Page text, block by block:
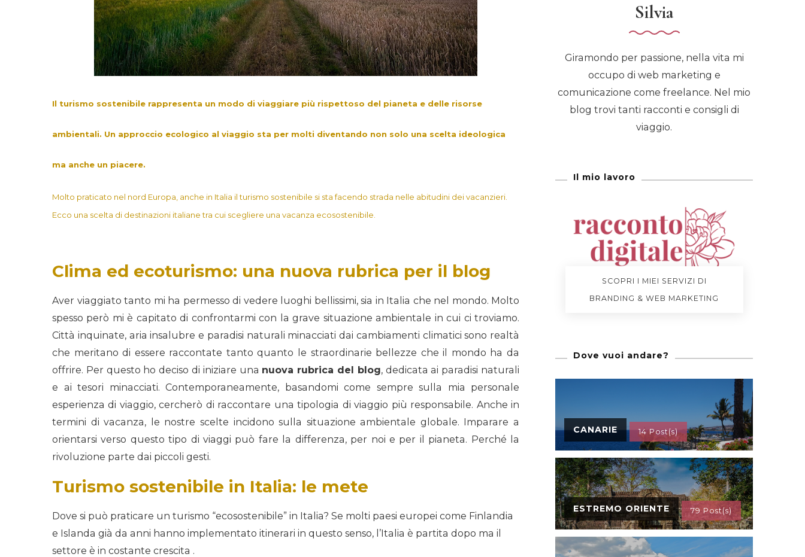
Il turismo sostenibile rappresenta un modo di viaggiare più rispettoso del pianeta e delle risorse
ambientali. Un approccio ecologico al viaggio sta per molti diventando non solo una scelta ideologica
ma anche un piacere.
Molto praticato nel nord Europa, anche in Italia il turismo sostenibile si sta facendo strada nelle abitudini dei vacanzieri.
Ecco una scelta di destinazioni italiane tra cui scegliere una vacanza ecosostenibile.
Clima ed ecoturismo: una nuova rubrica per il blog
Aver viaggiato tanto mi ha permesso di vedere luoghi bellissimi, sia in Italia che nel mondo. Molto
spesso però mi è capitato di confrontarmi con la grave situazione ambientale in cui ci troviamo.
Città inquinate, aria insalubre e paradisi naturali minacciati dai cambiamenti climatici sono realtà
che meritano di essere raccontate tanto quanto le straordinarie bellezze che il mondo ha da
offrire. Per questo ho deciso di iniziare una nuova rubrica del blog, dedicata ai paradisi naturali
e ai tesori minacciati. Contemporaneamente, basandomi come sempre sulla mia personale
esperienza di viaggio, cercherò di raccontare una tipologia di viaggio più responsabile. Anche in
termini di vacanza, le nostre scelte incidono sulla situazione ambientale globale. Imparare a
orientarsi verso questo tipo di viaggi può fare la differenza, per noi e per il pianeta. Perché la
rivoluzione parte dai piccoli gesti.
Turismo sostenibile in Italia: le mete
Dove si può praticare un turismo “ecosostenibile” in Italia? Se molti paesi europei come Finlandia
e Islanda già da anni hanno implementato itinerari in questo senso, l’Italia è partita dopo ma il
settore è in costante crescita .
Silvia
Giramondo per passione, nella vita mi
occupo di web marketing e
comunicazione come freelance. Nel mio
blog trovi tanti racconti e consigli di
viaggio.
Il mio lavoro
SCOPRI I MIEI SERVIZI DI
BRANDING & WEB MARKETING
Dove vuoi andare?
CANARIE 14 Post(s)
ESTREMO ORIENTE 79 Post(s)